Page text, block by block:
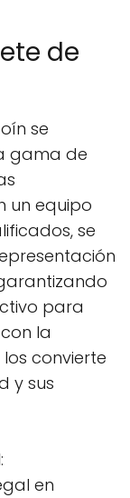
de
se
gama de
un equipo
se
para
la
convierte
y sus
:
en